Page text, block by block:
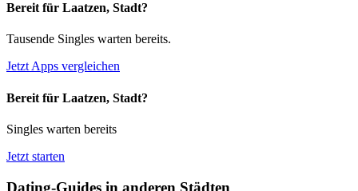
Bereit für Laatzen, Stadt?
Tausende Singles warten bereits.
Jetzt Apps vergleichen
Bereit für Laatzen, Stadt?
Singles warten bereits
Jetzt starten
Dating-Guides in anderen Städten